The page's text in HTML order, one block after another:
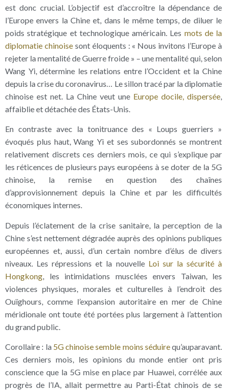
est donc crucial. L’objectif est d’accroître la dépendance de
l’Europe envers la Chine et, dans le même temps, de diluer le
poids stratégique et technologique américain. Les mots de la
diplomatie chinoisesont éloquents : « Nous invitons l’Europe à
rejeter la mentalité de Guerre froide » – une mentalité qui, selon
Wang Yi, détermine les relations entre l’Occident et la Chine
depuis la crise du coronavirus… Le sillon tracé par la diplomatie
chinoise est net. La Chine veut une Europe docile, dispersée,
affaiblie et détachée des États-Unis.
En contraste avec la tonitruance des « Loups guerriers »
évoqués plus haut, Wang Yi et ses subordonnés se montrent
relativement discrets ces derniers mois, ce qui s’explique par
les réticences de plusieurs pays européens à se doter de la 5G
chinoise, la remise en question des chaînes
d’approvisionnement depuis la Chine et par les difficultés
économiques internes.
Depuis l’éclatement de la crise sanitaire, la perception de la
Chine s’est nettement dégradée auprès des opinions publiques
européennes et, aussi, d’un certain nombre d’élus de divers
niveaux. Les répressions et la nouvelle Loi sur la sécurité à
Hongkong , les intimidations musclées envers Taiwan, les
violences physiques, morales et culturelles à l’endroit des
Ouïghours, comme l’expansion autoritaire en mer de Chine
méridionale ont toute été portées plus largement à l’attention
du grand public.
Corollaire : la 5G chinoise semble moins séduirequ’auparavant.
Ces derniers mois, les opinions du monde entier ont pris
conscience que la 5G mise en place par Huawei, corrélée aux
progrès de l’IA, allait permettre au Parti-État chinois de se